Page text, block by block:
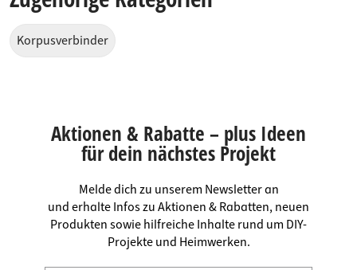
Korpusverbinder
Aktionen & Rabatte – plus Ideen
für dein nächstes Projekt
Melde dich zu unserem Newsletter an
und erhalte Infos zu Aktionen & Rabatten, neuen
Produkten sowie hilfreiche Inhalte rund um DIY-
Projekte und Heimwerken.